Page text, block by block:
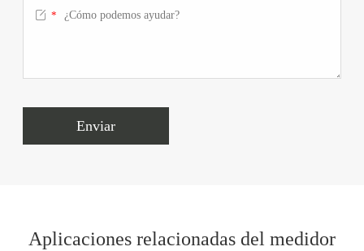
*
Enviar
Aplicaciones relacionadas del medidor